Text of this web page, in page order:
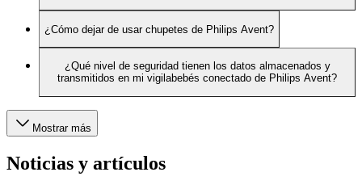
¿Cómo dejar de usar chupetes de Philips Avent?
¿Qué nivel de seguridad tienen los datos almacenados y
transmitidos en mi vigilabebés conectado de Philips Avent?
Mostrar más
Noticias y artículos